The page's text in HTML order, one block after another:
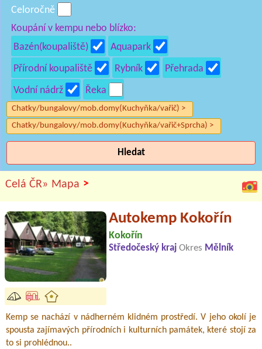
Celoročně
Koupání v kempu nebo blízko:
Bazén(koupaliště)
Aquapark
Přírodní koupaliště
Rybník
Přehrada
Vodní nádrž
Řeka
Chatky/bungalovy/mob.domy(Kuchyňka/vařič) >
Chatky/bungalovy/mob.domy(Kuchyňka/vařič+Sprcha) >
Hledat
Celá ČR» Mapa >
Autokemp Kokořín
Kokořín
Středočeský kraj Okres Mělník
Kemp se nachází v nádherném klidném prostředí. V jeho okolí je
spousta zajímavých přírodních i kulturních památek, které stojí za
to si prohlédnou..